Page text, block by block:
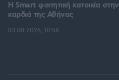
Η Smart φοιτητική κατοικία στην
καρδιά της Αθήνας
03.08.2026, 10:56